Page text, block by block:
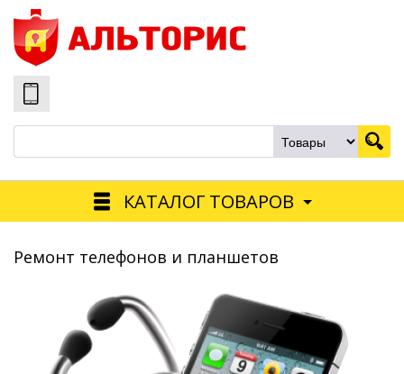
КАТАЛОГ ТОВАРОВ
Ремонт телефонов и планшетов